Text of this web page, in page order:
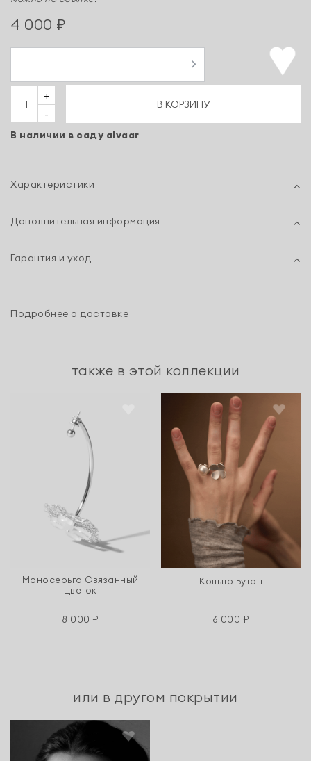
4 000 ₽
-
+
В КОРЗИНУ
В наличии в саду alvaar
Характеристики
Дополнительная информация
Гарантия и уход
Подробнее о доставке
также в этой коллекции
Моносерьга Связанный
Цветок
8 000 ₽
Кольцо Бутон
6 000 ₽
или в другом покрытии